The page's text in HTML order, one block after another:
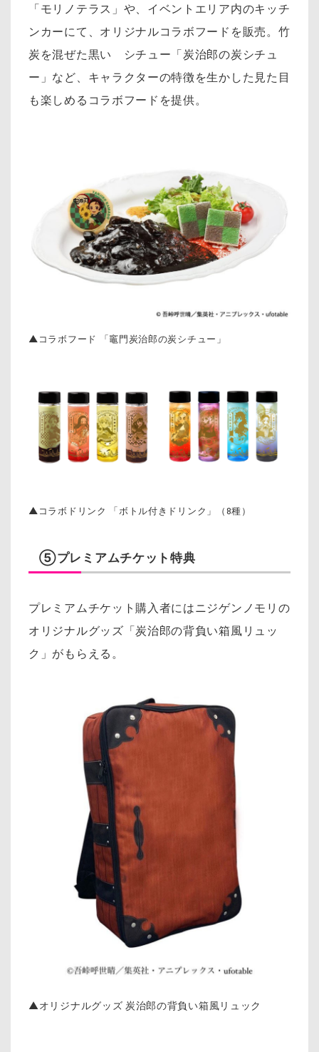
「モリノテラス」や、イベントエリア内のキッチ
ンカーにて、オリジナルコラボフードを販売。竹
炭を混ぜた黒い シチュー「炭治郎の炭シチュ
ー」など、キャラクターの特徴を生かした見た目
も楽しめるコラボフードを提供。
▲コラボフード 「竈門炭治郎の炭シチュー」
▲コラボドリンク 「ボトル付きドリンク」（8種）
⑤プレミアムチケット特典
プレミアムチケット購入者にはニジゲンノモリの
オリジナルグッズ「炭治郎の背負い箱風リュッ
ク」がもらえる。
▲オリジナルグッズ 炭治郎の背負い箱風リュック